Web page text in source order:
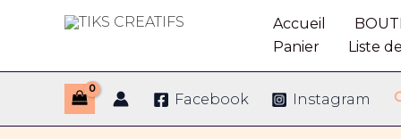
Accueil
Panier
Liste
Facebook Instagram